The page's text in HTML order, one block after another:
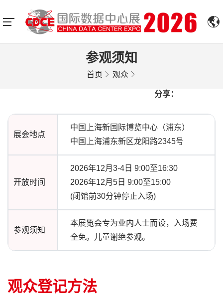
参观须知
首页 观众
分享：
展会地点
中国上海新国际博览中心（浦东）
中国上海浦东新区龙阳路2345号
开放时间
2026年12月3-4日 9:00至16:30
2026年12月5日 9:00至15:00
(闭馆前30分钟停止入场)
参观须知
本展览会专为业内人士而设，入场费
全免。儿童谢绝参观。
观众登记方法